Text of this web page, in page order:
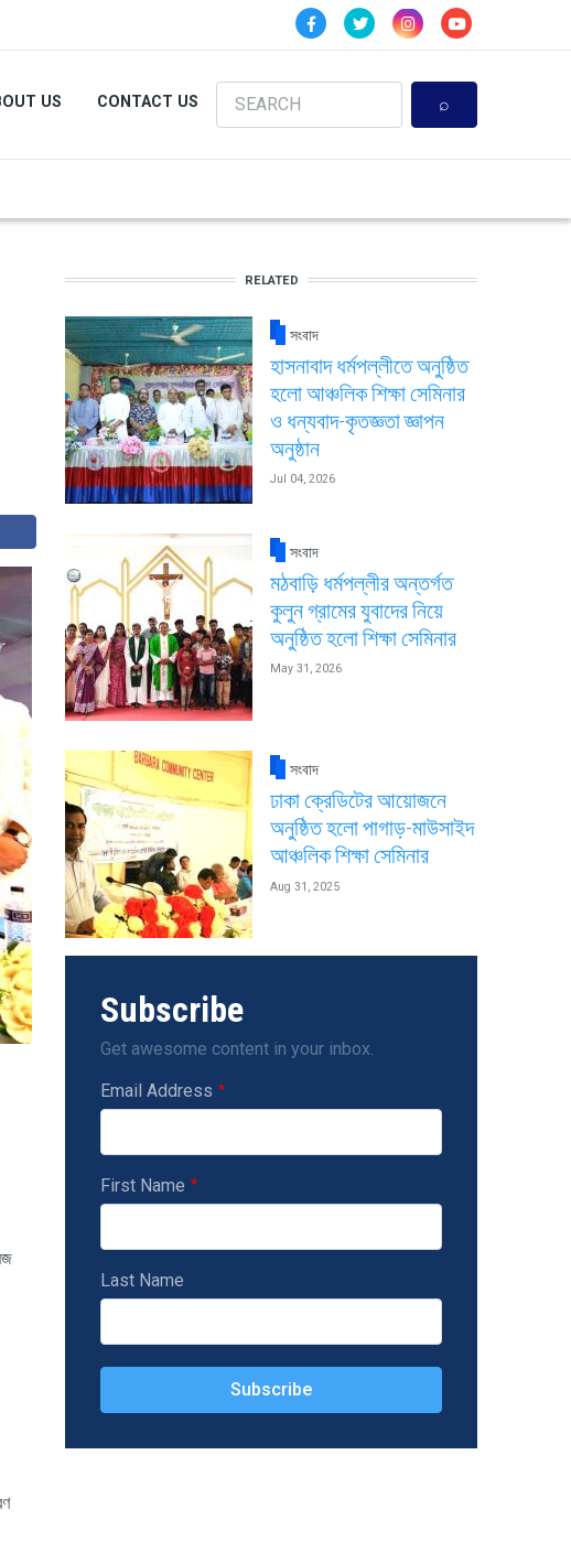
US CONTACT US Search
RELATED
সংবাদ
হাসনাবাদ ধর্মপল্লীতে অনুষ্ঠিত
হলো আঞ্চলিক শিক্ষা সেমিনার
ও ধন্যবাদ-কৃতজ্ঞতা জ্ঞাপন
অনুষ্ঠান
Jul 04, 2026
সংবাদ
মঠবাড়ি ধর্মপল্লীর অন্তর্গত
কুলুন গ্রামের যুবাদের নিয়ে
অনুষ্ঠিত হলো শিক্ষা সেমিনার
May 31, 2026
সংবাদ
ঢাকা ক্রেডিটের আয়োজনে
অনুষ্ঠিত হলো পাগাড়-মাউসাইদ
আঞ্চলিক শিক্ষা সেমিনার
Aug 31, 2025
Subscribe
Get awesome content in your inbox.
Email Address
First Name
Last Name